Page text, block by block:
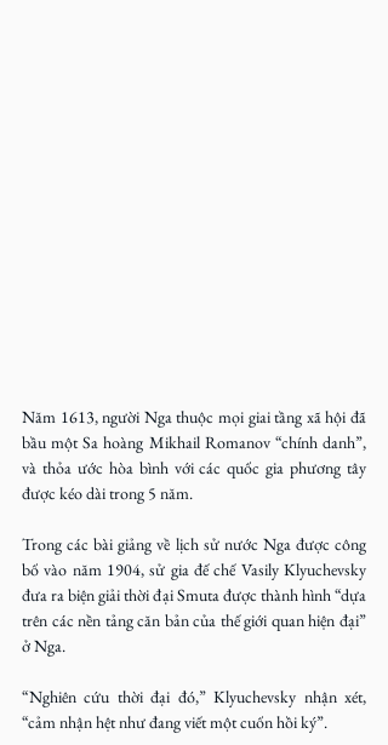
Năm 1613, người Nga thuộc mọi giai tầng xã hội đã
bầu một Sa hoàng Mikhail Romanov “chính danh”,
và thỏa ước hòa bình với các quốc gia phương tây
được kéo dài trong 5 năm.
Trong các bài giảng về lịch sử nước Nga được công
bố vào năm 1904, sử gia đế chế Vasily Klyuchevsky
đưa ra biện giải thời đại Smuta được thành hình “dựa
trên các nền tảng căn bản của thế giới quan hiện đại”
ở Nga.
“Nghiên cứu thời đại đó,” Klyuchevsky nhận xét,
“cảm nhận hệt như đang viết một cuốn hồi ký”.